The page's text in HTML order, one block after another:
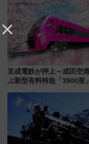
京成電鉄が押上～成田空
ぶ新型有料特急「3900形
募集も実施